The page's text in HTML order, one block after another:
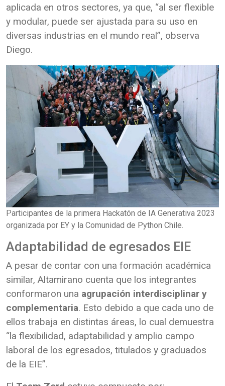
aplicada en otros sectores, ya que, “al ser flexible
y modular, puede ser ajustada para su uso en
diversas industrias en el mundo real”, observa
Diego.
Participantes de la primera Hackatón de IA Generativa 2023
organizada por EY y la Comunidad de Python Chile.
Adaptabilidad de egresados EIE
A pesar de contar con una formación académica
similar, Altamirano cuenta que los integrantes
conformaron una agrupación interdisciplinar y
complementaria. Esto debido a que cada uno de
ellos trabaja en distintas áreas, lo cual demuestra
“la flexibilidad, adaptabilidad y amplio campo
laboral de los egresados, titulados y graduados
de la EIE”.